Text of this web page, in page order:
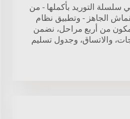
سلسلة التوريد بأكملها - من
الجاهز - وتطبيق نظام
من أربع مراحل، نضمن
والاتساق، وجدول تسليم